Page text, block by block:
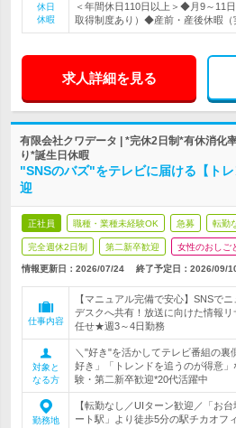
休日
休暇
＜年間休日110日以上＞◆月9～11
取得制度あり）◆産前・産後休暇（
求人詳細を見る
有限会社クワデータ | *完休2日制*有休消化
り*誕生日休暇
"SNSのバズ"をテレビに届ける【ト
迎
正社員 職種・業種未経験OK 急募 転勤
完全週休2日制 第二新卒歓迎 女性のおしご
情報更新日：2026/07/24 終了予定日： 2026/09/
仕事内容
【マニュアル完備で安心】SNSで
デスクへ共有！放送に向けた情報
任せ★週3～4日勤務
対象と
なる方
＼"好き"を活かしてテレビ番組の裏
好き」「トレンドを追うのが得意
験・第二新卒歓迎*20代活躍中
勤務地
【転勤なし／UIターン歓迎／「お
ート駅」より徒歩5分の駅チカオフ